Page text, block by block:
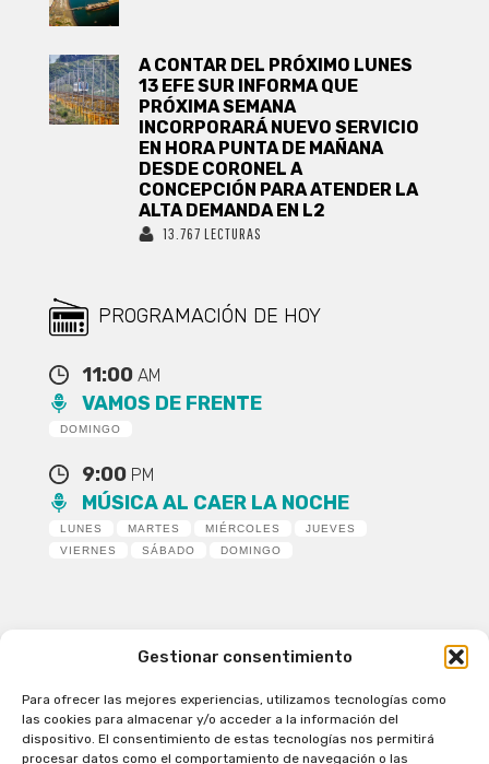
Gestionar consentimiento
Para ofrecer las mejores experiencias, utilizamos tecnologías como
las cookies para almacenar y/o acceder a la información del
dispositivo. El consentimiento de estas tecnologías nos permitirá
procesar datos como el comportamiento de navegación o las
A CONTAR DEL PRÓXIMO LUNES
13 EFE SUR INFORMA QUE
PRÓXIMA SEMANA
INCORPORARÁ NUEVO SERVICIO
EN HORA PUNTA DE MAÑANA
DESDE CORONEL A
CONCEPCIÓN PARA ATENDER LA
ALTA DEMANDA EN L2
13.767 LECTURAS
PROGRAMACIÓN DE HOY
11:00 AM
VAMOS DE FRENTE
DOMINGO
9:00 PM
MÚSICA AL CAER LA NOCHE
LUNES MARTES MIÉRCOLES
JUEVES
VIERNES
SÁBADO DOMINGO
Patagual Radio Digital 2026 - Todos los derechos
reservados